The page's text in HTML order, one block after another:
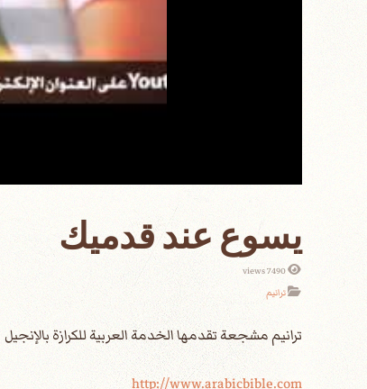
يسوع عند قدميك
7490 views
ترانيم
http://www.arabicbible.com